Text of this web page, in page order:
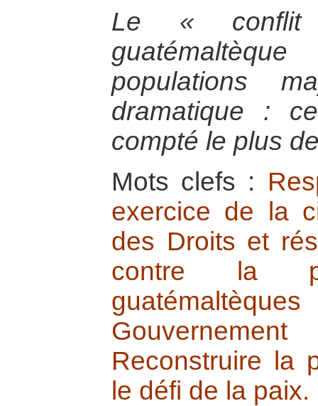
Le « conflit
populations
dramatique :
compté le plus
Mots clefs :
exercice de la
des Droits et
contre la
Reconstruire la
le défi de la paix.